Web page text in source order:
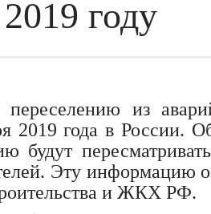
году
из
2019 года в России.
будут
Эту информацию
и ЖКХ РФ.